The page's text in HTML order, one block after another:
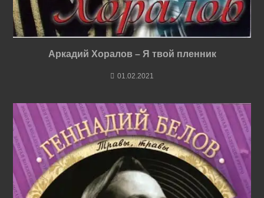
Аркадий Хоралов – Я твой пленник
01.02.2021